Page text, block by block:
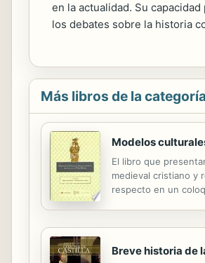
en la actualidad. Su
los debates sobre la historia
Más libros de la
Modelos
El libro que
medieval cristiano y
respecto en un
Breve historia de